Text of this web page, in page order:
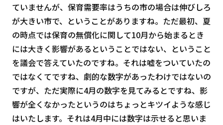
ていませんが、保育需要率はうちの市の場合は伸びしろ
が大きい市で、ということがありますね。ただ最初、夏
の時点では保育の無償化に関して10月から始まるとき
には大きく影響があるということではない、ということ
を議会で答えていたのですね。それは嘘をついていたの
ではなくてですね、劇的な数字があったわけではないの
ですが、ただ実際に4月の数字を見てみるとですね、影
響が全くなかったというのはちょっとキツイような感じ
はいたします。それは4月中には数字は示せると思いま